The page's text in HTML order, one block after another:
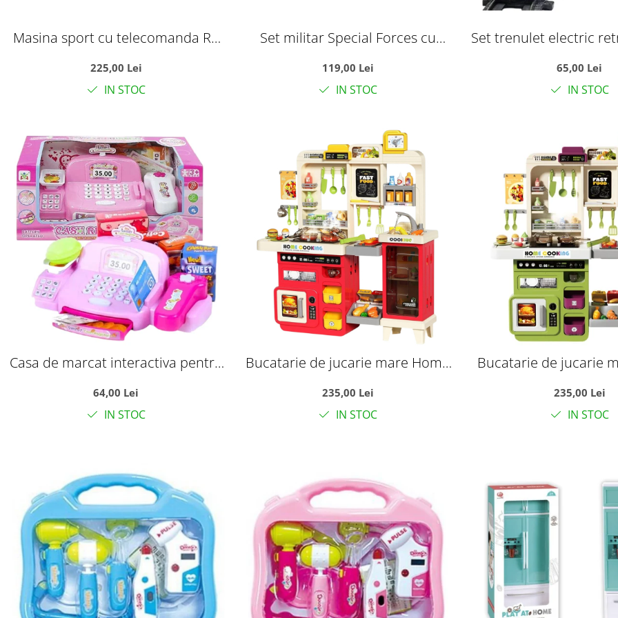
Masina sport cu telecomanda RC
acumulator, scara 1:14, +6 ani
225,00 Lei
IN STOC
Set militar Special Forces cu
militara si vehicule, +3 ani
119,00 Lei
IN STOC
Set trenulet electric
european
65,00 Lei
IN STOC
Casa de marcat interactiva pentru
accesorii, roz, +3 ani
64,00 Lei
IN STOC
Bucatarie de jucarie mare Home
accesorii, rosu, 100 cm, +3 ani
235,00 Lei
IN STOC
Bucatarie de jucarie
accesorii, verde, 100
235,00 Lei
IN STOC